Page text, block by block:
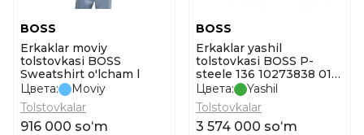
BOSS
Erkaklar moviy
tolstovkasi BOSS
Sweatshirt o'lcham l
Цвета:
Moviy
Tolstovkalar
916 000 soʻm
BOSS
Erkaklar yashil
tolstovkasi BOSS P-
steele 136 10273838 01
o'lcham m
Цвета:
Yashil
Tolstovkalar
3 574 000 soʻm